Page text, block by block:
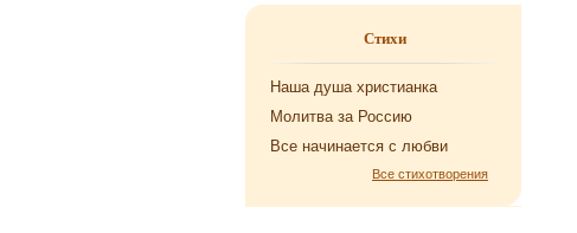
Стихи
Наша душа хри­сти­ан­ка
Мо­лит­ва за Рос­сию
Все на­чи­на­ет­ся с любви
Все стихотворения